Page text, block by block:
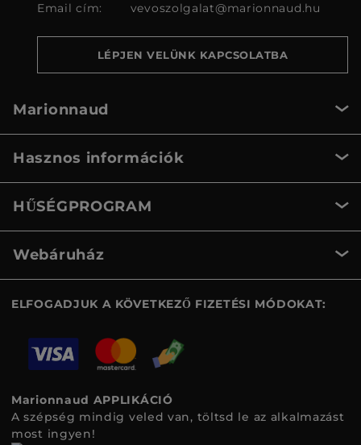
Email cím:
vevoszolgalat@marionnaud.hu
LÉPJEN VELÜNK KAPCSOLATBA
Marionnaud
Hasznos információk
HŰSÉGPROGRAM
Webáruház
ELFOGADJUK A KÖVETKEZŐ FIZETÉSI MÓDOKAT:
Marionnaud APPLIKÁCIÓ
A szépség mindig veled van, töltsd le az alkalmazást
most ingyen!